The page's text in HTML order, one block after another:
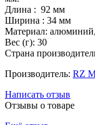
Длина : 92 мм
Ширина : 34 мм
Материал:
Вес (г): 30
Страна
Производитель: RZ
Написать отзыв
Отзывы о товаре